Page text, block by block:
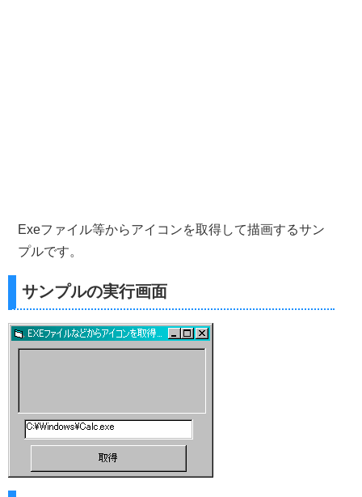
Exeファイル等からアイコンを取得して描画するサン
プルです。
サンプルの実行画面